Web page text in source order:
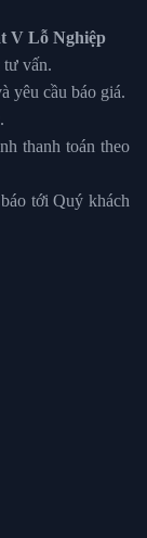
V Lỗ Nghiệp
tư vấn.
yêu cầu báo giá.
thanh toán theo
tới Quý khách